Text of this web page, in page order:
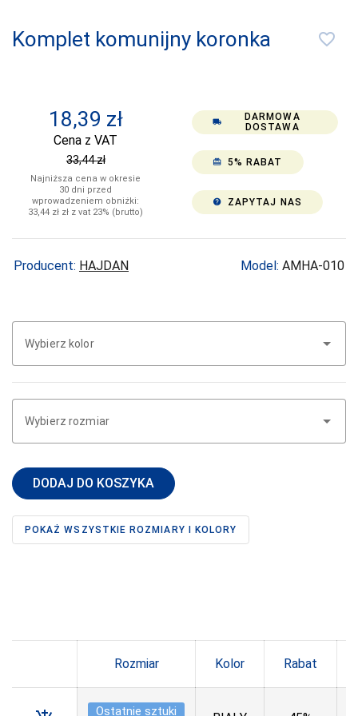
COFASHION
COTONELLA
WORLD
DAREX
DE LAFENSE
DEPOL
DOCTOR-NAP
DONNA BC
DUETBABY
EGA
ELDAR
FERNAND PERIL
FIORE
Komplet komunijny koronka favorite_border
18,39 zł
Cena z VAT
33,44zł
Najniższa cena w okresie
30 dni przed
wprowadzeniem obniżki:
33,44 zł zł z vat 23% (brutto)
local_shipping
DARMOWA
DOSTAWA
card_giftcard 5% RABAT
help ZAPYTAJ NAS
Producent: HAJDAN Model: AMHA-010
Wybierz kolor
Wybierz rozmiar
DODAJ DO KOSZYKA
POKAŻ WSZYSTKIE ROZMIARY I KOLORY
Rozmiar Kolor Rabat
Ostatnie sztuki